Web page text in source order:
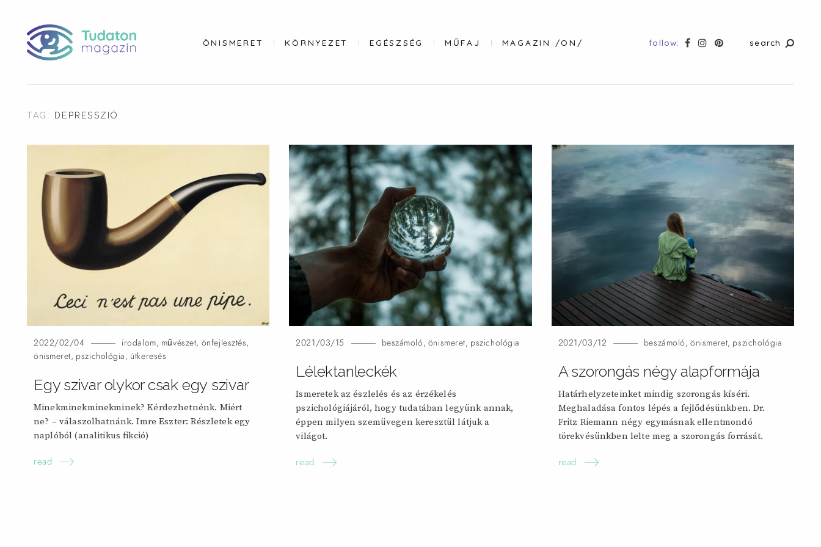
ÖNISMERET KÖRNYEZET EGÉSZSÉG MŰFAJ MAGAZIN /ON/ follow: search
TAG: DEPRESSZIÓ
2022/02/04 irodalom, művészet, önfejlesztés,
önismeret, pszichológia, útkeresés
Egy szivar olykor csak egy szivar
Minekminekminekminek? Kérdezhetnénk. Miért
ne? – válaszolhatnánk. Imre Eszter: Részletek egy
naplóból (analitikus fikció)
read
2021/03/15 beszámoló, önismeret, pszichológia
Lélektanleckék
Ismeretek az észlelés és az érzékelés
pszichológiájáról, hogy tudatában legyünk annak,
éppen milyen szemüvegen keresztül látjuk a
világot.
read
2021/03/12 beszámoló,önismeret, pszichológia
A szorongás négy alapformája
Határhelyzeteinket mindig szorongás kíséri.
Meghaladása fontos lépés a fejlődésünkben. Dr.
Fritz Riemann négy egymásnak ellentmondó
törekvésünkben lelte meg a szorongás forrását.
read